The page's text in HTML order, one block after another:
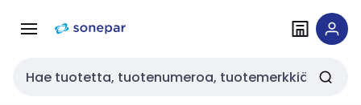
navigointiinsisältöön
Haku